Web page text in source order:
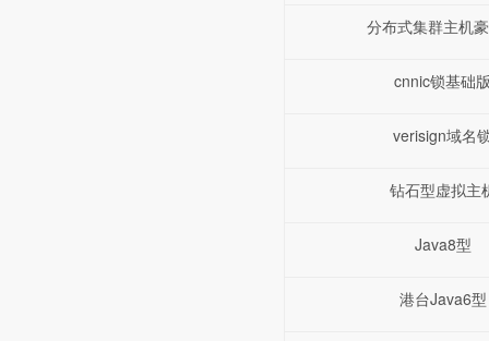
分布式集群主机
cnnic锁基础
verisign域名
钻石型虚拟主
Java8型
港台Java6型